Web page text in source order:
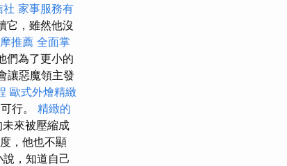
社 家事服務有
它，雖然他沒
推薦 全面掌
們為了更小的
讓惡魔領主發
歐式外燴精緻
行。 精緻的
來被壓縮成
，他也不顯
，知道自己